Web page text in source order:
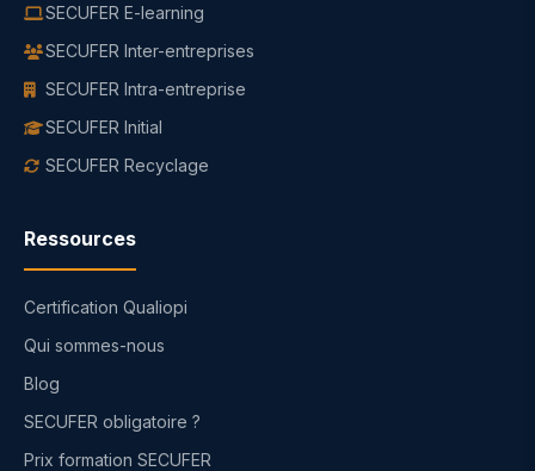
SECUFER E-learning
SECUFER Inter-entreprises
SECUFER Intra-entreprise
SECUFER Initial
SECUFER Recyclage
Ressources
Certification Qualiopi
Qui sommes-nous
Blog
SECUFER obligatoire ?
Prix formation SECUFER